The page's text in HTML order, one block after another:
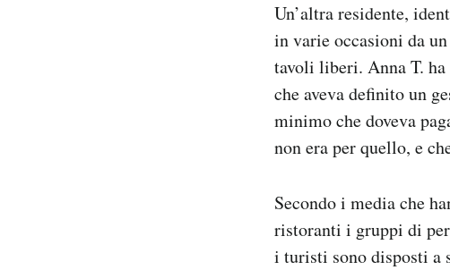
Un’altra residente,
in varie occasioni da
tavoli liberi. Anna T.
che aveva definito un
minimo che doveva
non era per quello, e
Secondo i media che
ristoranti i gruppi di
i turisti sono disposti a